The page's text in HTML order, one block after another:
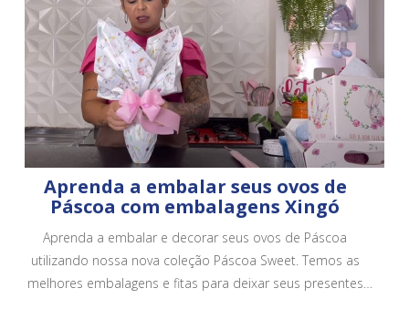
Aprenda a embalar seus ovos de
Páscoa com embalagens Xingó
Aprenda a embalar e decorar seus ovos de Páscoa
utilizando nossa nova coleção Páscoa Sweet. Temos as
melhores embalagens e fitas para deixar seus presentes